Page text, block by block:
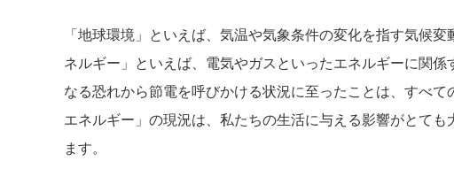
「地球環境」といえば、気温や気象条件の変化を指す気候変
ネルギー」といえば、電気やガスといったエネルギーに関
なる恐れから節電を呼びかける状況に至ったことは、すべ
エネルギー」の現況は、私たちの生活に与える影響がとて
ます。